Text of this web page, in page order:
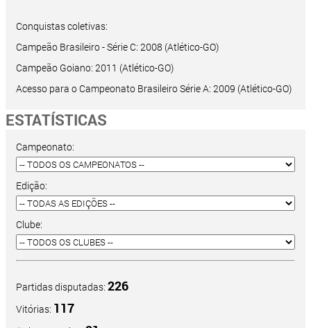
Conquistas coletivas:
Campeão Brasileiro - Série C: 2008 (Atlético-GO)
Campeão Goiano: 2011 (Atlético-GO)
Acesso para o Campeonato Brasileiro Série A: 2009 (Atlético-GO)
ESTATÍSTICAS
Campeonato:
Edição:
Clube:
Partidas disputadas: 226
Vitórias: 117